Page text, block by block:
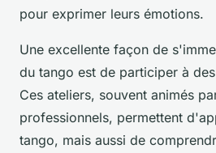
pour exprimer leurs émotions.
Une excellente façon de
du tango est de participer à
Ces ateliers, souvent animés
professionnels, permettent
tango, mais aussi de